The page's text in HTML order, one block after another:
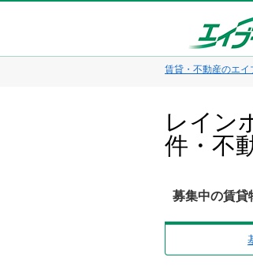
賃貸・不動産のエイ
レイン
件・不
募集中の賃貸